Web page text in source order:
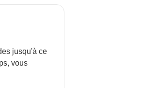
jusqu'à ce
vous